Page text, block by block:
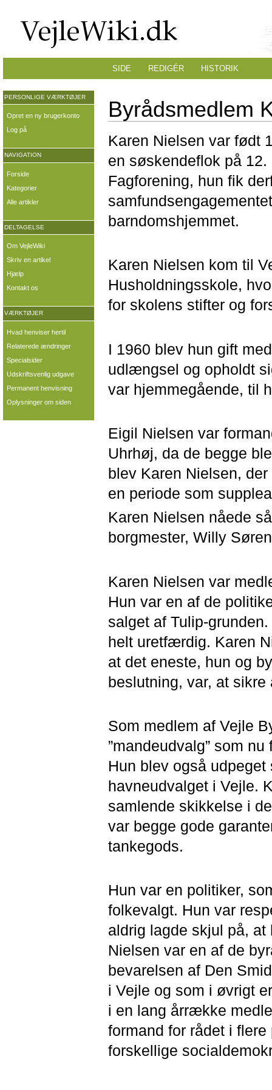
Byrådsmedlem
Karen Nielsen var født
en søskendeflok på
Fagforening, hun fik
barndomshjemmet.
Karen Nielsen kom til
Husholdningsskole,
for skolens stifter og
I 1960 blev hun gift
udlængsel og opholdt
var hjemmegående, til
Eigil Nielsen var
Uhrhøj, da de begge
blev Karen Nielsen,
en periode som
Karen Nielsen nåede
borgmester, Willy
Karen Nielsen var
Hun var en af de
salget af Tulip-
helt uretfærdig. Karen
at det eneste, hun og
beslutning, var, at
Som medlem af Vejle
”mandeudvalg” som
Hun blev også
havneudvalget i Vejle.
samlende skikkelse i
var begge gode
tankegods.
Hun var en politiker,
folkevalgt. Hun var
aldrig lagde skjul på,
Nielsen var en af de
bevarelsen af Den
i Vejle og som i øvrigt
i en lang årrække
formand for rådet i
forskellige
SIDE REDIGÉR HISTORIK
PERSONLIGE VÆRKTØJER
Opret en ny brugerkonto
Log på
NAVIGATION
Forside
Kategorier
Alle artikler
DELTAGELSE
Om VejleWiki
Skriv en artikel
Hjælp
Kontakt os
VÆRKTØJER
Hvad henviser hertil
Relaterede ændringer
Specialsider
Udskriftsvenlig udgave
Permanent henvisning
Oplysninger om siden